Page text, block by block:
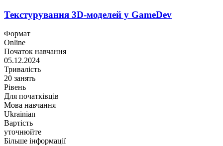
Текстурування 3D-моделей у GameDev
Формат
Online
Початок навчання
05.12.2024
Тривалість
20 занять
Рівень
Для початківців
Мова навчання
Ukrainian
Вартість
уточнюйте
Більше інформації